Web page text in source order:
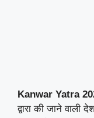
Kanwar Yatra
द्वारा की जाने वाली